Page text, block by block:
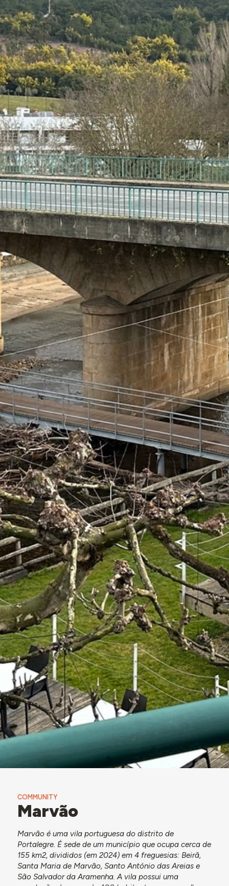
COMMUNITY
Marvão
Marvão é uma vila portuguesa do distrito de
Portalegre. É sede de um município que ocupa cerca de
155 km2, divididos (em 2024) em 4 freguesias: Beirã,
Santa Maria de Marvão, Santo António das Areias e
São Salvador da Aramenha. A vila possui uma